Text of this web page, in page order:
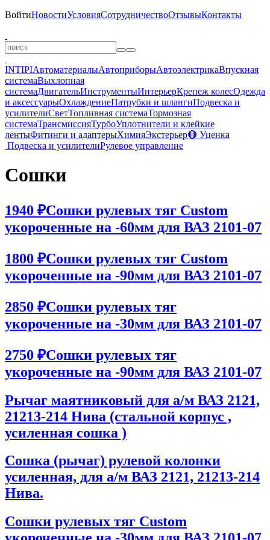
ВойтиНовостиУсловияСотрудничествоОтзывыКонтакты
INTIPIАвтоматериалыАвтоприборыАвтоэлектрикаВпускная
системаВыхлопная
системаДвигательИнструментыИнтерьерКрепеж колесОдежда
и аксессуарыОхлаждениеПатрубки и шлангиПодвеска и
усилителиСветТопливная системаТормозная
системаТрансмиссияТурбоУплотнители и клейкие
лентыФитинги и адаптерыХимияЭкстерьер🔴 Уценка
Подвеска и усилителиРулевое управление
Сошки
1940 ₽Сошки рулевых тяг Custom
укороченные на -60мм для ВАЗ 2101-07
1800 ₽Сошки рулевых тяг Custom
укороченные на -90мм для ВАЗ 2101-07
2850 ₽Сошки рулевых тяг
укороченные на -30мм для ВАЗ 2101-07
2750 ₽Сошки рулевых тяг
укороченные на -90мм для ВАЗ 2101-07
Рычаг маятниковый для а/м ВАЗ 2121,
21213-214 Нива (стальной корпус ,
усиленная сошка )
Сошка (рычаг) рулевой колонки
усиленная, для а/м ВАЗ 2121, 21213-214
Нива.
Сошки рулевых тяг Custom